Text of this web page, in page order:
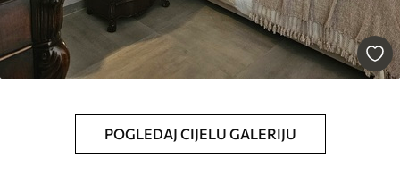
Premium vinil
.6740.00
Peel and Stick
49.00€/m²
POGLEDAJ CIJELU GALERIJU